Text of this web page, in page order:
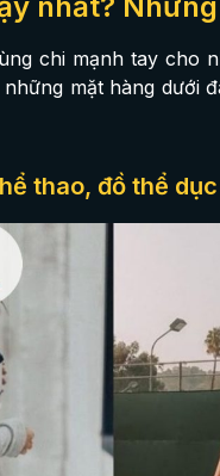
chi mạnh tay cho
mặt hàng dưới
thao, đồ thể dục